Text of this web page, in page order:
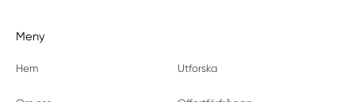
Meny
Hem Utforska